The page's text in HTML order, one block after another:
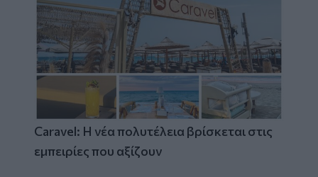
Caravel: Η νέα πολυτέλεια βρίσκεται στις
εμπειρίες που αξίζουν